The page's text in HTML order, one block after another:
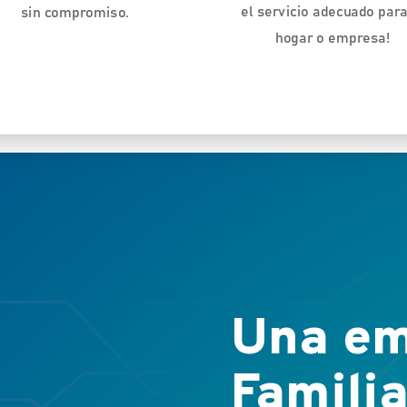
sin compromiso. el servicio adecuado
hogar o empresa!
Una